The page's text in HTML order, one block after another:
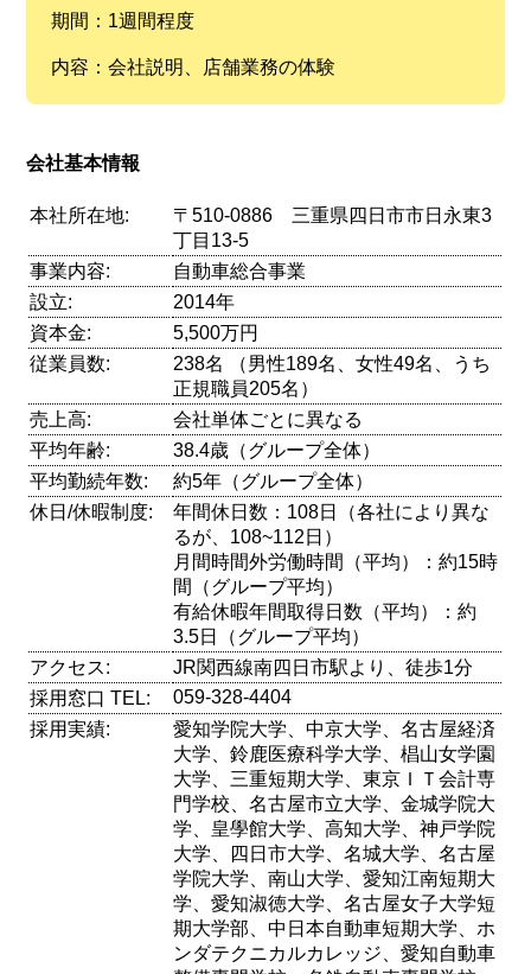
期間：1週間程度
内容：会社説明、店舗業務の体験
会社基本情報
本社所在地:
〒510-0886 三重県四日市市日永東3
丁目13-5
事業内容:
自動車総合事業
設立:
2014年
資本金:
5,500万円
従業員数:
238名 （男性189名、女性49名、うち
正規職員205名）
売上高:
会社単体ごとに異なる
平均年齢:
38.4歳（グループ全体）
平均勤続年数:
約5年（グループ全体）
休日/休暇制度:
年間休日数：108日（各社により異な
るが、108~112日）
月間時間外労働時間（平均）：約15時
間（グループ平均）
有給休暇年間取得日数（平均）：約
3.5日（グループ平均）
アクセス:
JR関西線南四日市駅より、徒歩1分
採用窓口 TEL:
059-328-4404
採用実績:
愛知学院大学、中京大学、名古屋経済
大学、鈴鹿医療科学大学、椙山女学園
大学、三重短期大学、東京ＩＴ会計専
門学校、名古屋市立大学、金城学院大
学、皇學館大学、高知大学、神戸学院
大学、四日市大学、名城大学、名古屋
学院大学、南山大学、愛知江南短期大
学、愛知淑徳大学、名古屋女子大学短
期大学部、中日本自動車短期大学、ホ
ンダテクニカルカレッジ、愛知自動車